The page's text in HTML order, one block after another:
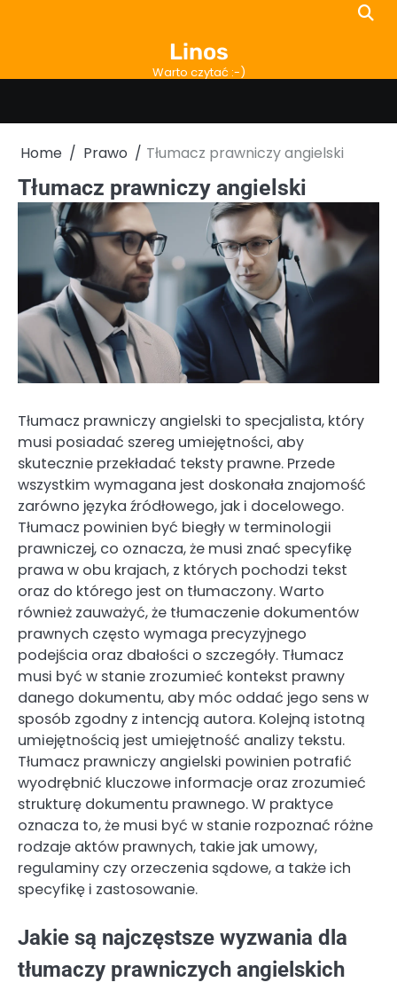
Linos
Warto czytać :-)
Home Prawo Tłumacz prawniczy angielski
Tłumacz prawniczy angielski
Tłumacz prawniczy angielski to specjalista, który
musi posiadać szereg umiejętności, aby
skutecznie przekładać teksty prawne. Przede
wszystkim wymagana jest doskonała znajomość
zarówno języka źródłowego, jak i docelowego.
Tłumacz powinien być biegły w terminologii
prawniczej, co oznacza, że musi znać specyfikę
prawa w obu krajach, z których pochodzi tekst
oraz do którego jest on tłumaczony. Warto
również zauważyć, że tłumaczenie dokumentów
prawnych często wymaga precyzyjnego
podejścia oraz dbałości o szczegóły. Tłumacz
musi być w stanie zrozumieć kontekst prawny
danego dokumentu, aby móc oddać jego sens w
sposób zgodny z intencją autora. Kolejną istotną
umiejętnością jest umiejętność analizy tekstu.
Tłumacz prawniczy angielski powinien potrafić
wyodrębnić kluczowe informacje oraz zrozumieć
strukturę dokumentu prawnego. W praktyce
oznacza to, że musi być w stanie rozpoznać różne
rodzaje aktów prawnych, takie jak umowy,
regulaminy czy orzeczenia sądowe, a także ich
specyfikę i zastosowanie.
Jakie są najczęstsze wyzwania dla
tłumaczy prawniczych angielskich